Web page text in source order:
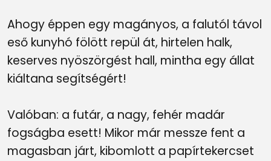
Ahogy éppen egy magányos, a falutól távol
eső kunyhó fölött repül át, hirtelen halk,
keserves nyöszörgést hall, mintha egy állat
kiáltana segítségért!
Valóban: a futár, a nagy, fehér madár
fogságba esett! Mikor már messze fent a
magasban járt, kibomlott a papírtekercset